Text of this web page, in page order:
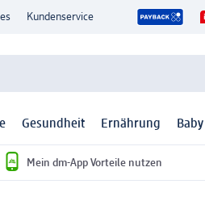
Kundenservice
Gesundheit Ernährung
Mein dm-App Vorteile nutzen